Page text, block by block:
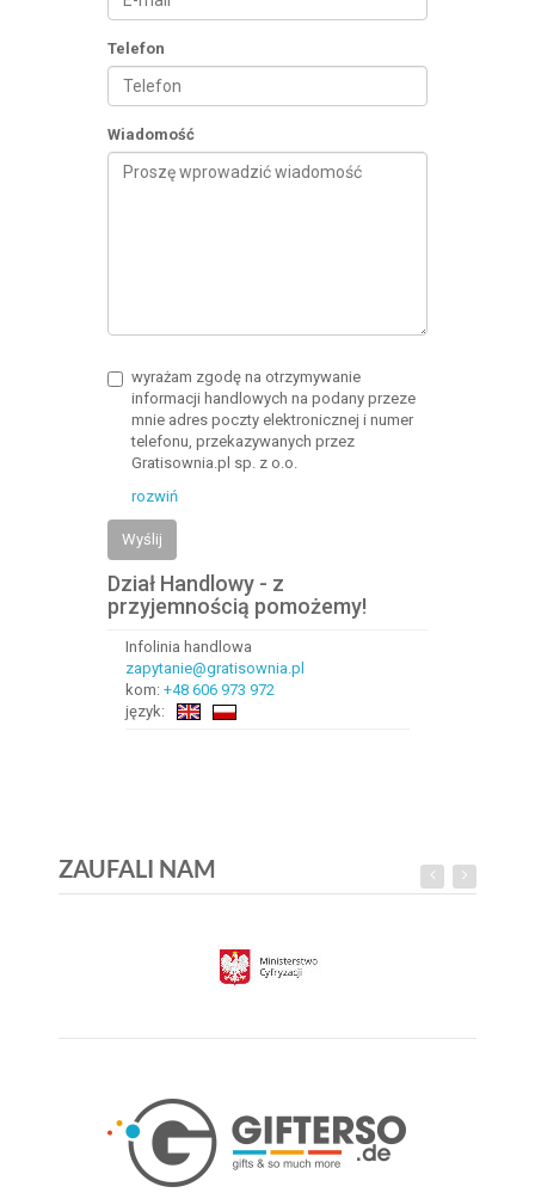
Telefon
Wiadomość
wyrażam zgodę na otrzymywanie
informacji handlowych na podany przeze
mnie adres poczty elektronicznej i numer
telefonu, przekazywanych przez
Gratisownia.pl sp. z o.o.
rozwiń
Wyślij
Dział Handlowy - z
przyjemnością pomożemy!
Infolinia handlowa
zapytanie@gratisownia.pl
kom: +48 606 973 972
język:
ZAUFALI NAM